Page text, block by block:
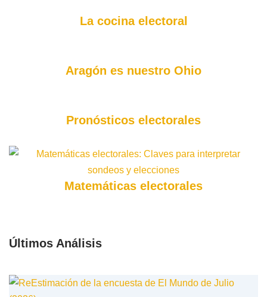
La cocina electoral
Aragón es nuestro Ohio
Pronósticos electorales
Matemáticas electorales
Últimos Análisis